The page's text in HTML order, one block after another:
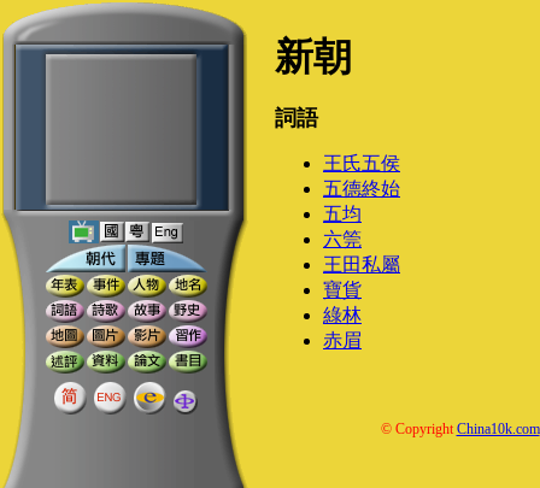
新朝
詞語
王氏五侯
五德終始
五均
六筦
王田私屬
寶貨
綠林
赤眉
© CopyrightChina10k.com